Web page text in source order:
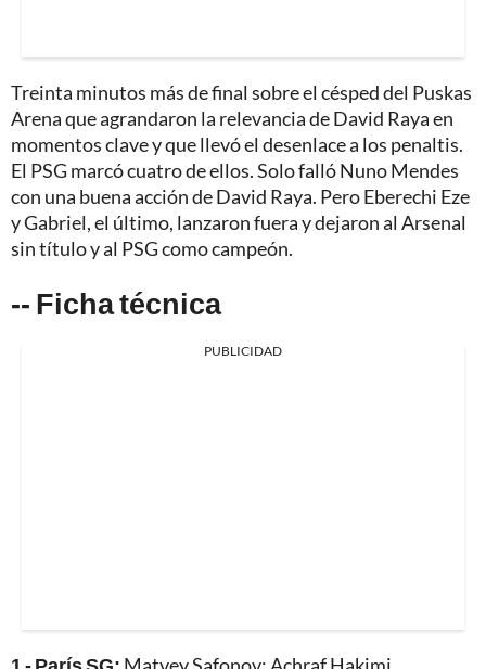
Treinta minutos más de final sobre el césped del Puskas
Arena que agrandaron la relevancia de David Raya en
momentos clave y que llevó el desenlace a los penaltis.
El PSG marcó cuatro de ellos. Solo falló Nuno Mendes
con una buena acción de David Raya. Pero Eberechi Eze
y Gabriel, el último, lanzaron fuera y dejaron al Arsenal
sin título y al PSG como campeón.
-- Ficha técnica
PUBLICIDAD